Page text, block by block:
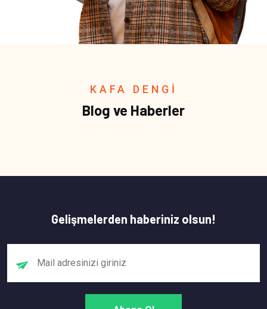
KAFA DENGİ
Blog ve Haberler
Gelişmelerden haberiniz olsun!